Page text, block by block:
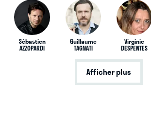
Sébastien
AZZOPARDI
Guillaume
TAGNATI
Virginie
DESPENTES
Afficher plus